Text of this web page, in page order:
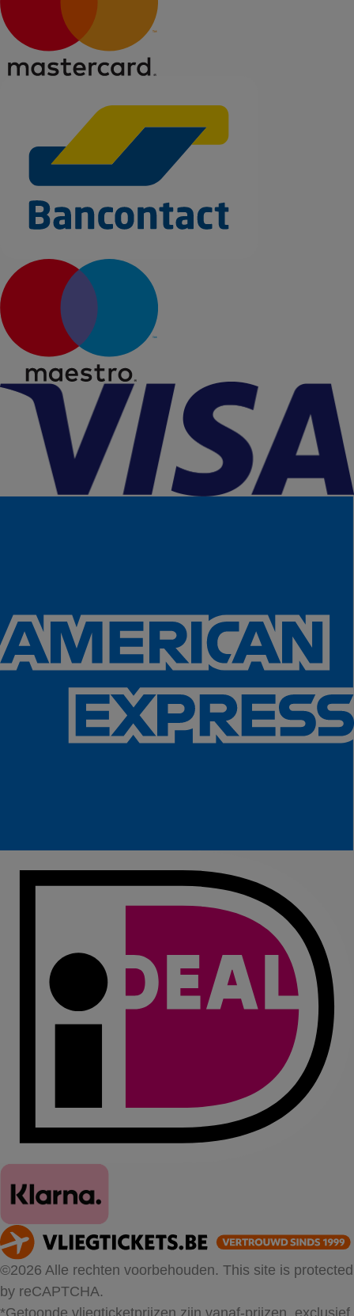
©2026 Alle rechten voorbehouden. This site is protected
by reCAPTCHA.
*Getoonde vliegticketprijzen zijn vanaf-prijzen, exclusief